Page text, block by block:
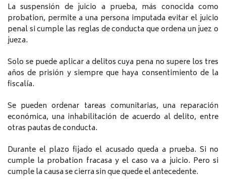
La suspensión de juicio a prueba, más conocida como
probation, permite a una persona imputada evitar el juicio
penal si cumple las reglas de conducta que ordena un juez o
jueza.
Solo se puede aplicar a delitos cuya pena no supere los tres
años de prisión y siempre que haya consentimiento de la
fiscalía.
Se pueden ordenar tareas comunitarias, una reparación
económica, una inhabilitación de acuerdo al delito, entre
otras pautas de conducta.
Durante el plazo fijado el acusado queda a prueba. Si no
cumple la probation fracasa y el caso va a juicio. Pero si
cumple la causa se cierra sin que quede el antecedente.